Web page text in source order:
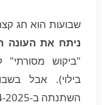
שבועות הוא חג
ניתח את העונה
"ביקוש
בילוי). אבל
השתנתה ב-2024-2025. למה?